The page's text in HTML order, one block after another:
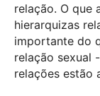
relação. O que
hierarquizas
importante do
relação sexual
relações estão